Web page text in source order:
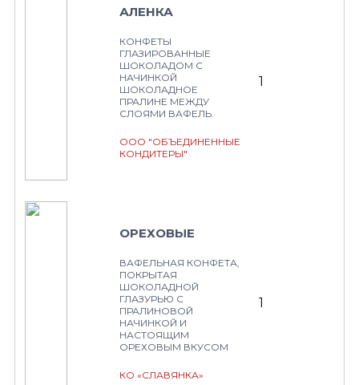
АЛЕНКА
КОНФЕТЫ
ГЛАЗИРОВАННЫЕ
ШОКОЛАДОМ С
НАЧИНКОЙ
ШОКОЛАДНОЕ
ПРАЛИНЕ МЕЖДУ
СЛОЯМИ ВАФЕЛЬ.
ООО "ОБЪЕДИНЕННЫЕ
КОНДИТЕРЫ"
1
ОРЕХОВЫЕ
ВАФЕЛЬНАЯ КОНФЕТА,
ПОКРЫТАЯ
ШОКОЛАДНОЙ
ГЛАЗУРЬЮ С
ПРАЛИНОВОЙ
НАЧИНКОЙ И
НАСТОЯЩИМ
ОРЕХОВЫМ ВКУСОМ
КО «СЛАВЯНКА»
1